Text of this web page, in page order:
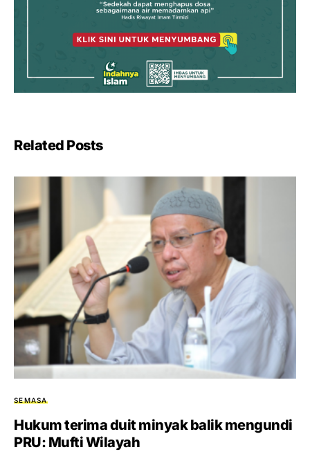
Related Posts
SEMASA
Hukum terima duit minyak balik mengundi
PRU: Mufti Wilayah